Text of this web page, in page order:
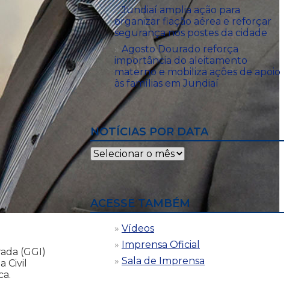
(GGI)
Civil
Jundiaí amplia ação para
organizar fiação aérea e reforçar
segurança nos postes da cidade
Agosto Dourado reforça
importância do aleitamento
materno e mobiliza ações de apoio
às famílias em Jundiaí
NOTÍCIAS POR DATA
Notícias
por
ACESSE TAMBÉM
Vídeos
Imprensa Oficial
Sala de Imprensa